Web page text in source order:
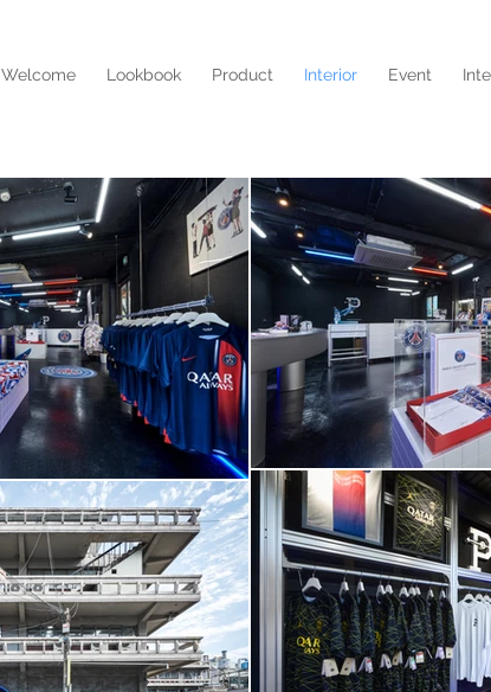
Welcome Lookbook Product Interior Event